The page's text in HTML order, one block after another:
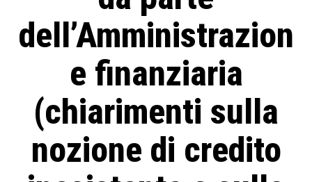
dell’Amministrazion
e finanziaria
(chiarimenti sulla
nozione di credito